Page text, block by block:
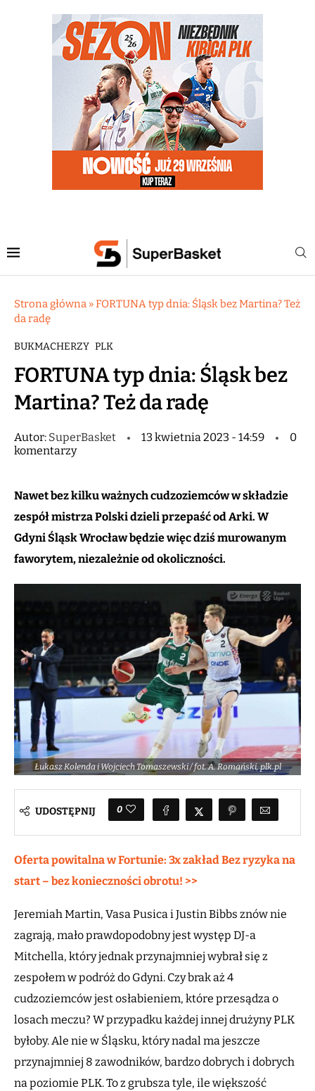
Strona główna »FORTUNA typ dnia: Śląsk bez Martina? Też
da radę
BUKMACHERZY PLK
FORTUNA typ dnia: Śląsk bez
Martina? Też da radę
Autor: SuperBasket 13 kwietnia 2023 - 14:59
0
komentarzy
Nawet bez kilku ważnych cudzoziemców w składzie
zespół mistrza Polski dzieli przepaść od Arki. W
Gdyni Śląsk Wrocław będzie więc dziś murowanym
faworytem, niezależnie od okoliczności.
Łukasz Kolenda i Wojciech Tomaszewski / fot. A. Romański, plk.pl
UDOSTĘPNIJ 0
Oferta powitalna w Fortunie: 3x zakład Bez ryzyka na
start – bez konieczności obrotu! >>
Jeremiah Martin, Vasa Pusica i Justin Bibbs znów nie
zagrają, mało prawdopodobny jest występ DJ-a
Mitchella, który jednak przynajmniej wybrał się z
zespołem w podróż do Gdyni. Czy brak aż 4
cudzoziemców jest osłabieniem, które przesądza o
losach meczu? W przypadku każdej innej drużyny PLK
byłoby. Ale nie w Śląsku, który nadal ma jeszcze
przynajmniej 8 zawodników, bardzo dobrych i dobrych
na poziomie PLK. To z grubsza tyle, ile większość